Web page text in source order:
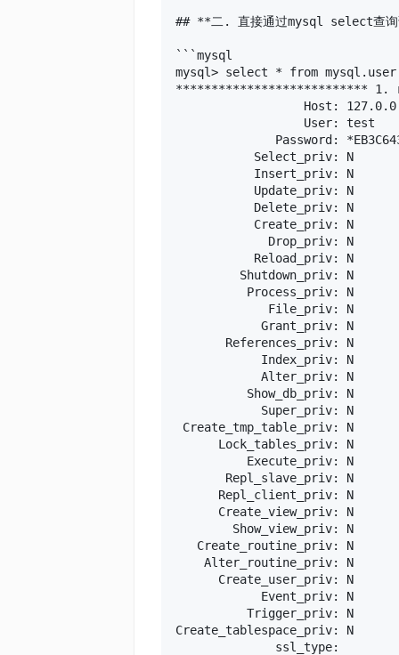
## **二. 直接通过mysql select查
```mysql
mysql> select * from
*************************** 1.
Host:
                  User: test
Password:
           Select_priv: N
           Insert_priv: N
           Update_priv: N
           Delete_priv: N
           Create_priv: N
             Drop_priv: N
           Reload_priv: N
         Shutdown_priv: N
          Process_priv: N
             File_priv: N
            Grant_priv: N
       References_priv: N
            Index_priv: N
            Alter_priv: N
          Show_db_priv: N
            Super_priv: N
Create_tmp_table_priv: N
      Lock_tables_priv: N
          Execute_priv: N
       Repl_slave_priv: N
      Repl_client_priv: N
      Create_view_priv: N
        Show_view_priv: N
   Create_routine_priv: N
    Alter_routine_priv: N
      Create_user_priv: N
            Event_priv: N
          Trigger_priv: N
Create_tablespace_priv: N
              ssl_type: